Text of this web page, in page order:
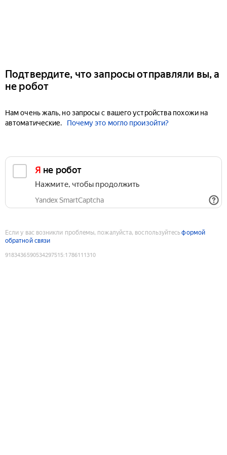
Подтвердите, что запросы отправляли вы, а
не робот
Нам очень жаль, но запросы с вашего устройства похожи на
автоматические.
Почему это могло произойти?
Я не робот
Нажмите, чтобы продолжить
Yandex SmartCaptcha
Если у вас возникли проблемы, пожалуйста, воспользуйтесьформой
обратной связи
9183436590534297515:1786111310